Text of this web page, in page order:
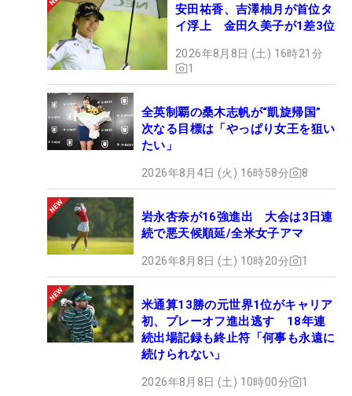
安田祐香、吉澤柚月が首位タ
イ浮上 金田久美子が1差3位
2026年8月8日 (土) 16時21分
1
全英制覇の桑木志帆が“凱旋帰国”
次なる目標は「やっぱり女王を狙い
たい」
2026年8月4日 (火) 16時58分 8
岩永杏奈が16強進出 大会は3日連
続で悪天候順延/全米女子アマ
2026年8月8日 (土) 10時20分 1
米通算13勝の元世界1位がキャリア
初、プレーオフ進出逃す 18年連
続出場記録も終止符「何事も永遠に
続けられない」
2026年8月8日 (土) 10時00分 1